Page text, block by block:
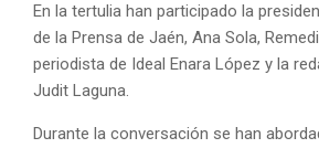
En la tertulia han participado la
de la Prensa de Jaén, Ana Sola,
periodista de Ideal Enara López y la
Judit Laguna.
Durante la conversación se han